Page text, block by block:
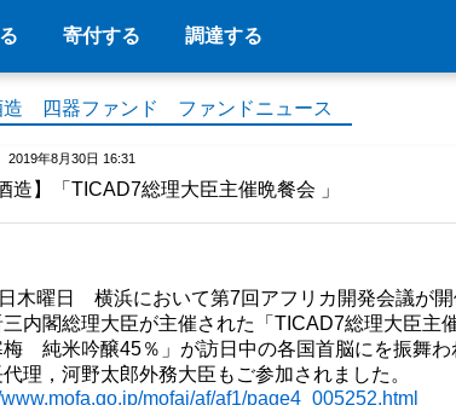
寄付する 調達する
造 四器ファンド ファンドニュース
2019年8月30日 16:31
造】「TICAD7総理大臣主催晩餐会 」
木曜日 横浜において第7回アフリカ開発会議が開
内閣総理大臣が主催された「TICAD7総理大臣主
梅 純米吟醸45％」が訪日中の各国首脳にを振舞
理，河野太郎外務大臣もご参加されました。
www.mofa.go.jp/mofaj/af/af1/page4_005252.html